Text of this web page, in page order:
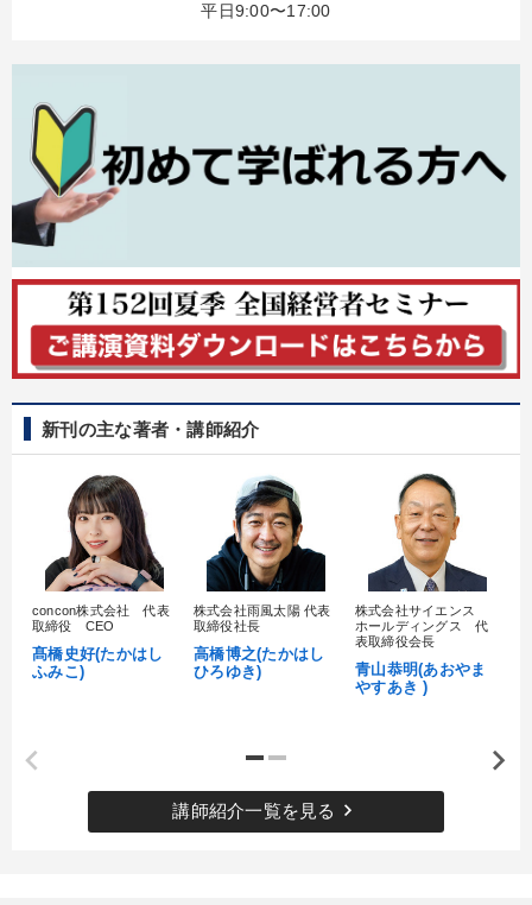
平日9:00〜17:00
新刊の主な著者・講師紹介
concon株式会社 代表
取締役 CEO
髙橋史好(たかはし
ふみこ)
株式会社雨風太陽 代表
取締役社長
高橋博之(たかはし
ひろゆき)
株式会社サイエンス
ホールディングス 代
表取締役会長
青山恭明(あおやま
やすあき )
講師紹介一覧を見る keyboard_arrow_right